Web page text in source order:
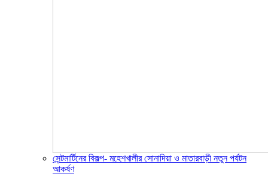
সেন্টমার্টিনের বিকল্প- মহেশখালীর সোনাদিয়া ও মাতারবাড়ী নতুন পর্যটন
আকর্ষণ